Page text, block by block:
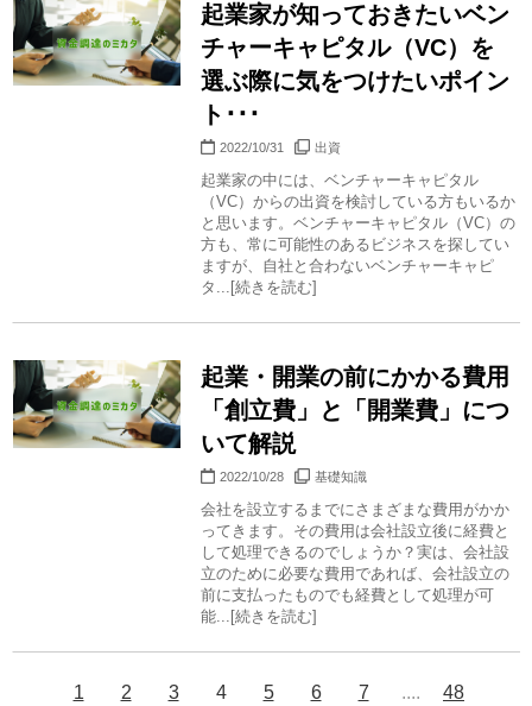
起業家が知っておきたいベン
チャーキャピタル（VC）を
選ぶ際に気をつけたいポイン
ト･･･
2022/10/31 出資
起業家の中には、ベンチャーキャピタル
（VC）からの出資を検討している方もいるか
と思います。ベンチャーキャピタル（VC）の
方も、常に可能性のあるビジネスを探してい
ますが、自社と合わないベンチャーキャピ
タ...[続きを読む]
起業・開業の前にかかる費用
「創立費」と「開業費」につ
いて解説
2022/10/28 基礎知識
会社を設立するまでにさまざまな費用がかか
ってきます。その費用は会社設立後に経費と
して処理できるのでしょうか？実は、会社設
立のために必要な費用であれば、会社設立の
前に支払ったものでも経費として処理が可
能...[続きを読む]
1 2 3 4 5 6 7 .... 48